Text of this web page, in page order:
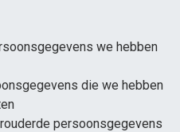
we hebben
die we hebben
persoonsgegevens